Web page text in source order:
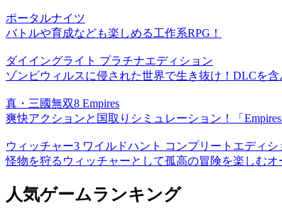
ポータルナイツ
バトルや育成なども楽しめる工作系RPG！
ダイイングライト プラチナエディション
ゾンビウィルスに侵された世界で生き抜け！DLCを
真・三國無双8 Empires
爽快アクションと国取りシミュレーション！「
ウィッチャー3 ワイルドハント コンプリートエディシ
怪物を狩るウィッチャーとして孤高の冒険を楽しむオ
人気ゲームランキング